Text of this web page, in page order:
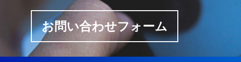
お問い合わせフォーム